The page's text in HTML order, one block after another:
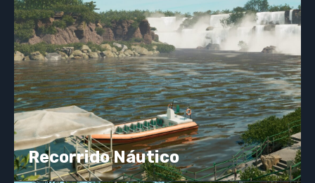
Recorrido Náutico